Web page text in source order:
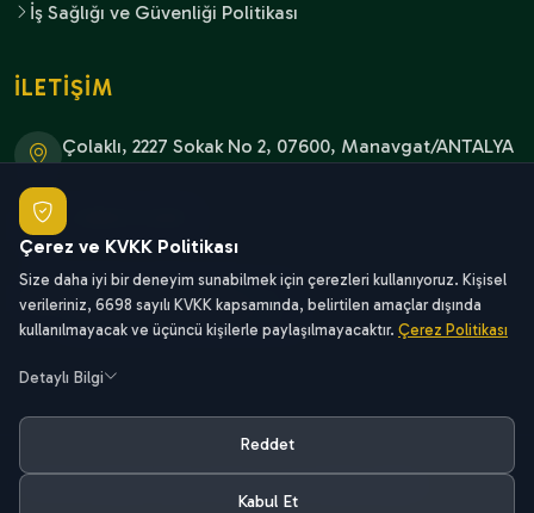
İş Sağlığı ve Güvenliği Politikası
İLETİŞİM
Çolaklı, 2227 Sokak No 2, 07600, Manavgat/ANTALYA
+902427442000
info@sunthaliahotels.com
reservation@sunthalia.com
© 2024 Sunthalia Hotels & Resorts. Tüm hakları saklıdır. | Pixel Lab®
Çerez ve KVKK Politikası
Size daha iyi bir deneyim sunabilmek için çerezleri kullanıyoruz. Kişisel
verileriniz, 6698 sayılı KVKK kapsamında, belirtilen amaçlar dışında
kullanılmayacak ve üçüncü kişilerle paylaşılmayacaktır. Çerez Politikası
Detaylı Bilgi
Reddet
Kabul Et